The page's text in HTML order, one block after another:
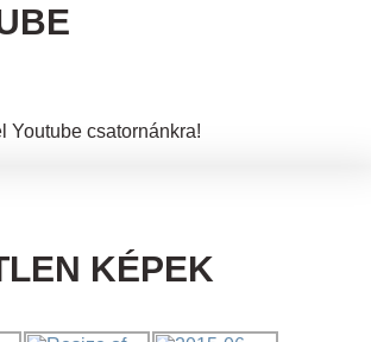
Youtube csatornánkra!
KÉPEK